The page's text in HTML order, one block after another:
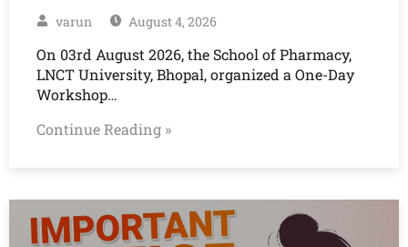
varun August 4, 2026
On 03rd August 2026, the School of Pharmacy,
LNCT University, Bhopal, organized a One-Day
Workshop…
Continue Reading »